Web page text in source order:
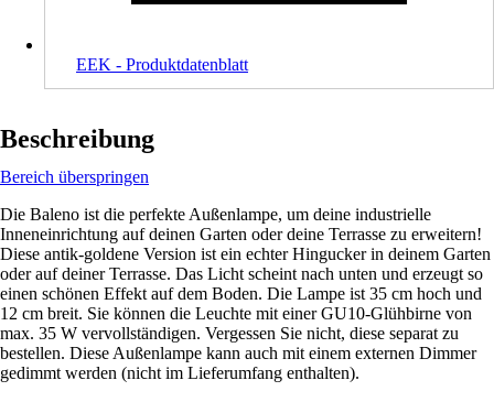
EEK - Produktdatenblatt
Beschreibung
Bereich überspringen
Die Baleno ist die perfekte Außenlampe, um deine industrielle
Inneneinrichtung auf deinen Garten oder deine Terrasse zu erweitern!
Diese antik-goldene Version ist ein echter Hingucker in deinem Garten
oder auf deiner Terrasse. Das Licht scheint nach unten und erzeugt so
einen schönen Effekt auf dem Boden. Die Lampe ist 35 cm hoch und
12 cm breit. Sie können die Leuchte mit einer GU10-Glühbirne von
max. 35 W vervollständigen. Vergessen Sie nicht, diese separat zu
bestellen. Diese Außenlampe kann auch mit einem externen Dimmer
gedimmt werden (nicht im Lieferumfang enthalten).